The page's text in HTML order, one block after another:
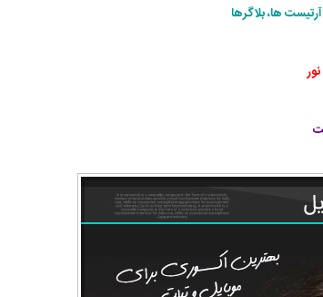
ها، بلاگرها